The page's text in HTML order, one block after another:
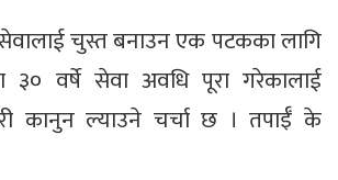
चुस्त बनाउन एक पटकका लागि
३० वर्षे सेवा अवधि पूरा गरेकालाई
कानुन ल्याउने चर्चा छ । तपाईँ के